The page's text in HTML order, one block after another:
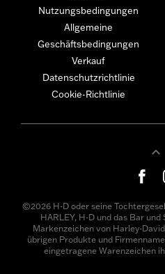
Nutzungsbedingungen
Allgemeine
Geschäftsbedingungen
Verkauf
Datenschutzrichtlinie
Cookie-Richtlinie
©2026 H-D oder seine
HARLEY, H-D und das Bar
Markenzeichen von Harley-
übrigen Produkte und
eingetragene Warenzeichen